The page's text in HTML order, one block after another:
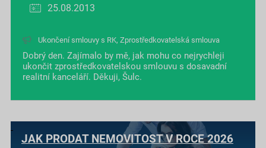
25.08.2013
Ukončení smlouvy s RK, Zprostředkovatelská smlouva
Dobrý den. Zajímalo by mě, jak mohu co nejrychleji
ukončit zprostředkovatelskou smlouvu s dosavadní
realitní kanceláří. Děkuji, Šulc.
JAK PRODAT NEMOVITOST V ROCE 2026